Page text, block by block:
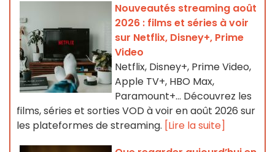
Nouveautés streaming août
2026 : films et séries à voir
sur Netflix, Disney+, Prime
Video
Netflix, Disney+, Prime Video,
Apple TV+, HBO Max,
Paramount+… Découvrez les
films, séries et sorties VOD à voir en août 2026 sur
les plateformes de streaming. [Lire la suite]